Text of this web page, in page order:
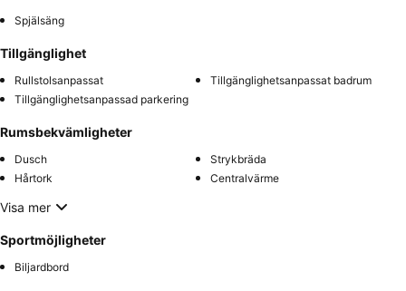
Spjälsäng
Tillgänglighet
Rullstolsanpassat
Tillgänglighetsanpassat badrum
Tillgänglighetsanpassad parkering
Rumsbekvämligheter
Dusch
Strykbräda
Hårtork
Centralvärme
Visa mer
Sportmöjligheter
Biljardbord